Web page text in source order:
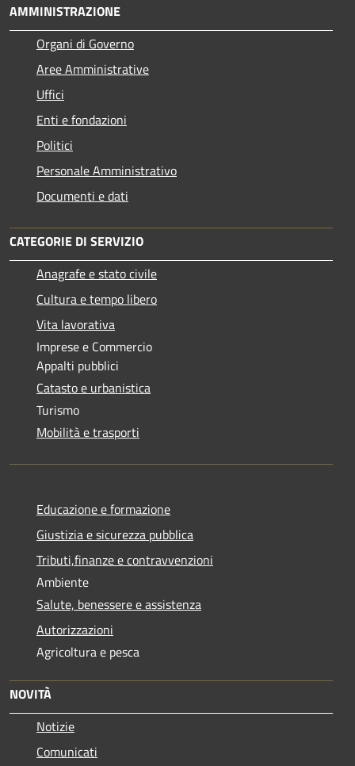
AMMINISTRAZIONE
Organi di Governo
Aree Amministrative
Uffici
Enti e fondazioni
Politici
Personale Amministrativo
Documenti e dati
CATEGORIE DI SERVIZIO
Anagrafe e stato civile
Cultura e tempo libero
Vita lavorativa
Imprese e Commercio
Appalti pubblici
Catasto e urbanistica
Turismo
Mobilità e trasporti
Educazione e formazione
Giustizia e sicurezza pubblica
Tributi,finanze e contravvenzioni
Ambiente
Salute, benessere e assistenza
Autorizzazioni
Agricoltura e pesca
NOVITÀ
Notizie
Comunicati